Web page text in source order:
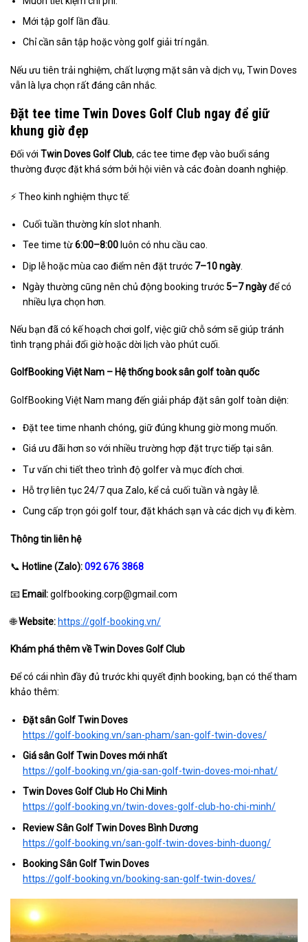
Mới tập golf lần đầu.
Chỉ cần sân tập hoặc vòng golf giải trí ngắn.
Nếu ưu tiên trải nghiệm, chất lượng mặt sân và dịch vụ, Twin Doves
vẫn là lựa chọn rất đáng cân nhắc.
Đặt tee time Twin Doves Golf Club ngay để giữ
khung giờ đẹp
Đối với Twin Doves Golf Club, các tee time đẹp vào buổi sáng
thường được đặt khá sớm bởi hội viên và các đoàn doanh nghiệp.
⚡ Theo kinh nghiệm thực tế:
Cuối tuần thường kín slot nhanh.
Tee time từ6:00–8:00 luôn có nhu cầu cao.
Dịp lễ hoặc mùa cao điểm nên đặt trước 7–10 ngày
Ngày thường cũng nên chủ động booking trước5–7 ngàyđể có
nhiều lựa chọn hơn.
Nếu bạn đã có kế hoạch chơi golf, việc giữ chỗ sớm sẽ giúp tránh
tình trạng phải đổi giờ hoặc dời lịch vào phút cuối.
GolfBooking Việt Nam – Hệ thống book sân golf toàn quốc
GolfBooking Việt Nam mang đến giải pháp đặt sân golf toàn diện:
Đặt tee time nhanh chóng, giữ đúng khung giờ mong muốn.
Giá ưu đãi hơn so với nhiều trường hợp đặt trực tiếp tại sân.
Tư vấn chi tiết theo trình độ golfer và mục đích chơi.
Hỗ trợ liên tục 24/7 qua Zalo, kể cả cuối tuần và ngày lễ.
Cung cấp trọn gói golf tour, đặt khách sạn và các dịch vụ đi kèm.
Thông tin liên hệ
📞 Hotline (Zalo):092 676 3868
📧 Email:golfbooking.corp@gmail.com
🌐Website: https://golf-booking.vn/
Khám phá thêm về Twin Doves Golf Club
Để có cái nhìn đầy đủ trước khi quyết định booking, bạn có thể tham
khảo thêm:
Đặt sân Golf Twin Doves
https://golf-booking.vn/san-pham/san-golf-twin-doves/
Giá sân Golf Twin Doves mới nhất
https://golf-booking.vn/gia-san-golf-twin-doves-moi-nhat/
Twin Doves Golf Club Ho Chi Minh
https://golf-booking.vn/twin-doves-golf-club-ho-chi-minh/
Review Sân Golf Twin Doves Bình Dương
https://golf-booking.vn/san-golf-twin-doves-binh-duong/
Booking Sân Golf Twin Doves
https://golf-booking.vn/booking-san-golf-twin-doves/